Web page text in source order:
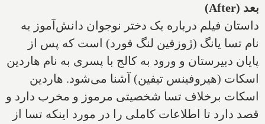
بعد (After
)
داستان فیلم‌ درباره یک دختر نوجوان دانش‌آموز به‌
نام تسا یانگ (ژوزفین لنگ فورد) است که پس از
پایان دبیرستان و ورود به کالج با پسری به نام هاردین
اسکات (هیروفینس تیفین) آشنا می‌شود. هاردین
اسکات برخلاف تسا شخصیتی مرموز و مخرب دارد و
قصد دارد تا اطلاعات کاملی را در مورد اینکه تسا از